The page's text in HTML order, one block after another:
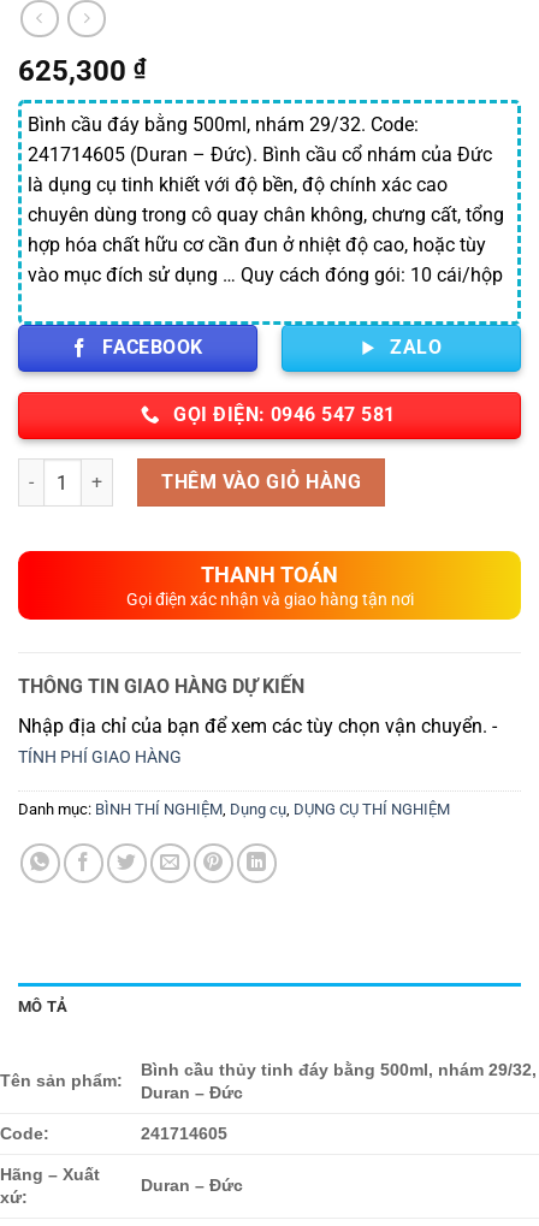
625,300 ₫
Bình cầu đáy bằng 500ml, nhám 29/32. Code:
241714605 (Duran – Đức). Bình cầu cổ nhám của Đức
là dụng cụ tinh khiết với độ bền, độ chính xác cao
chuyên dùng trong cô quay chân không, chưng cất, tổng
hợp hóa chất hữu cơ cần đun ở nhiệt độ cao, hoặc tùy
vào mục đích sử dụng … Quy cách đóng gói: 10 cái/hộp
FACEBOOK ZALO
GỌI ĐIỆN: 0946 547 581
Số lượng THÊM VÀO GIỎ HÀNG
THANH TOÁN
Gọi điện xác nhận và giao hàng tận nơi
THÔNG TIN GIAO HÀNG DỰ KIẾN
Nhập địa chỉ của bạn để xem các tùy chọn vận chuyển. -
TÍNH PHÍ GIAO HÀNG
Danh mục: BÌNH THÍ NGHIỆM Dụng cụ DỤNG CỤ THÍ NGHIỆM
MÔ TẢ
Tên sản phẩm:
Bình cầu thủy tinh đáy bằng 500ml, nhám 29/32,
Duran – Đức
Code: 241714605
Hãng – Xuất
xứ:
Duran – Đức